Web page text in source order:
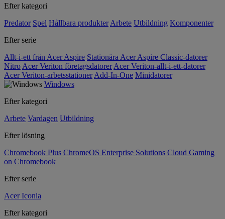
Efter kategori
Predator Spel Hållbara produkter Arbete Utbildning Komponenter
Efter serie
Allt-i-ett från Acer Aspire Stationära Acer Aspire Classic-datorer
Nitro Acer Veriton företagsdatorer Acer Veriton-allt-i-ett-datorer
Acer Veriton-arbetsstationer Add-In-One Minidatorer
Windows
Efter kategori
Arbete Vardagen Utbildning
Efter lösning
Chromebook Plus ChromeOS Enterprise Solutions Cloud Gaming
on Chromebook
Efter serie
Acer Iconia
Efter kategori